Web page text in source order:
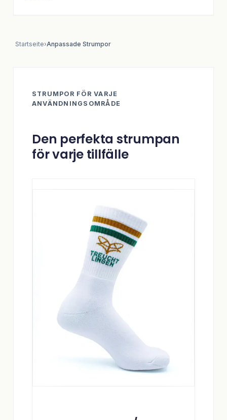
Startseite›Anpassade Strumpor
STRUMPOR FÖR VARJE
ANVÄNDNINGSOMRÅDE
Den perfekta strumpan
för varje tillfälle